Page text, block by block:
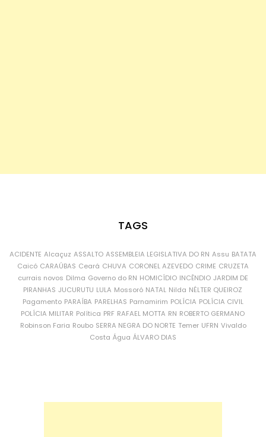
TAGS
ACIDENTE Alcaçuz ASSALTO ASSEMBLEIA LEGISLATIVA DO RN Assu BATATA
Caicó CARAÚBAS Ceará CHUVA CORONEL AZEVEDO CRIME CRUZETA
currais novos Dilma Governo do RN HOMICÍDIO INCÊNDIO JARDIM DE
PIRANHAS JUCURUTU LULA Mossoró NATAL Nilda NÉLTER QUEIROZ
Pagamento PARAÍBA PARELHAS Parnamirim POLÍCIA POLÍCIA CIVIL
POLÍCIA MILITAR Política PRF RAFAEL MOTTA RN ROBERTO GERMANO
Robinson Faria Roubo SERRA NEGRA DO NORTE Temer UFRN Vivaldo
Costa Água ÁLVARO DIAS